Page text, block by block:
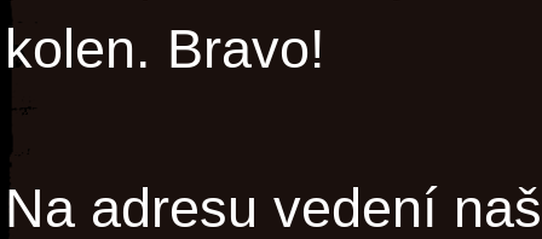
kolen. Bravo!
Na adresu vedení